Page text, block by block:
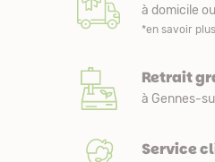
à domicile
*en savoir plus
Retrait
à Gennes-
Service